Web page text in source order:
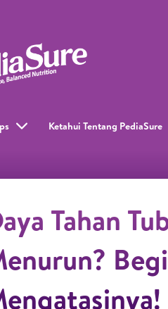
Ketahui Tentang PediaSure
Tahan